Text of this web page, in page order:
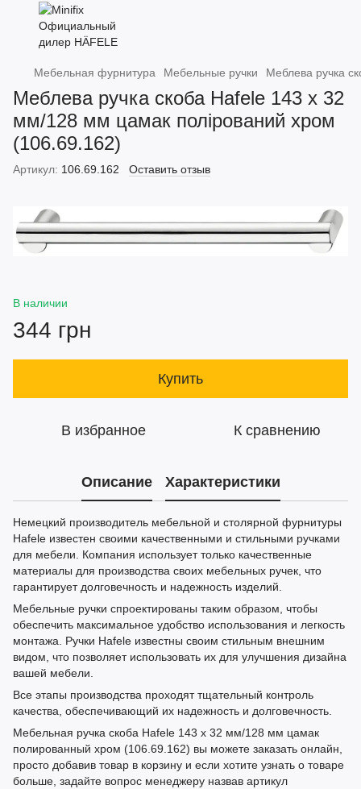
Мебельная фурнитура Мебельные ручки Меблева ручка
Меблева ручка скоба Hafele 143 х 32
мм/128 мм цамак полірований хром
(106.69.162)
Артикул: 106.69.162 Оставить отзыв
В наличии
344 грн
Купить
В избранное К сравнению
Описание Характеристики
Немецкий производитель мебельной и столярной фурнитуры
Hafele известен своими качественными и стильными ручками
для мебели. Компания использует только качественные
материалы для производства своих мебельных ручек, что
гарантирует долговечность и надежность изделий.
Мебельные ручки спроектированы таким образом, чтобы
обеспечить максимальное удобство использования и легкость
монтажа. Ручки Hafele известны своим стильным внешним
видом, что позволяет использовать их для улучшения дизайна
вашей мебели.
Все этапы производства проходят тщательный контроль
качества, обеспечивающий их надежность и долговечность.
Мебельная ручка скоба Hafele 143 х 32 мм/128 мм цамак
полированный хром (106.69.162) вы можете заказать онлайн,
просто добавив товар в корзину и если хотите узнать о товаре
больше, задайте вопрос менеджеру назвав артикул